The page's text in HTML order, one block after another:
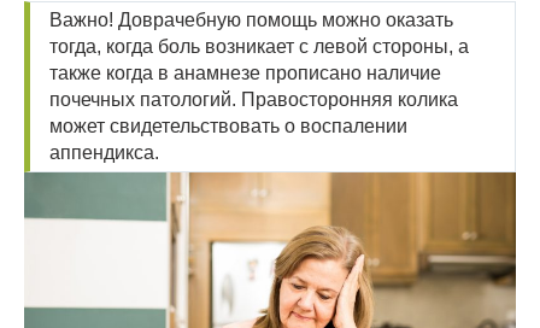
Важно! Доврачебную помощь можно оказать
тогда, когда боль возникает с левой стороны, а
также когда в анамнезе прописано наличие
почечных патологий. Правосторонняя колика
может свидетельствовать о воспалении
аппендикса.